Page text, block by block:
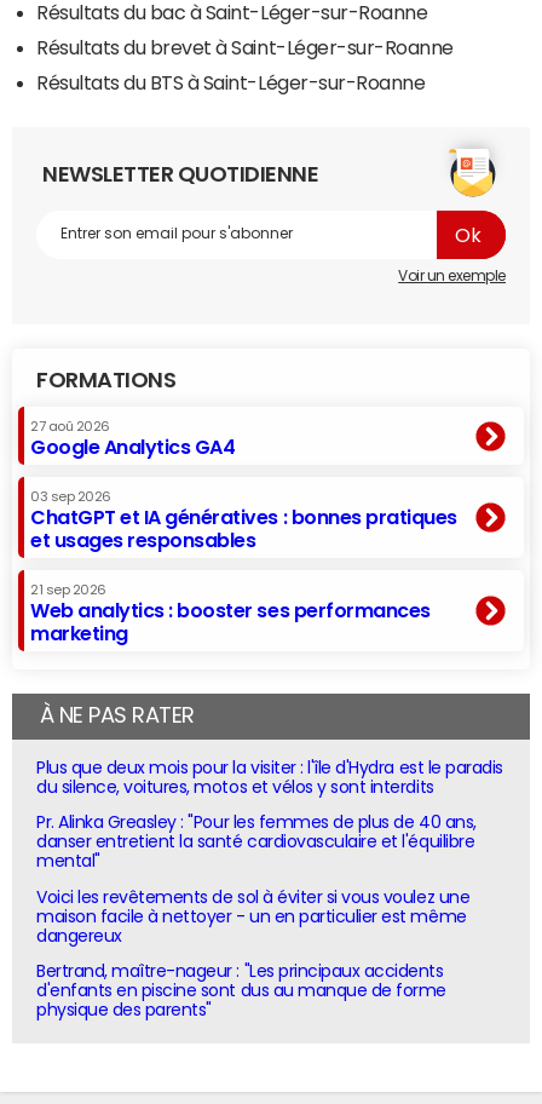
Résultats du bac à Saint-Léger-sur-Roanne
Résultats du brevet à Saint-Léger-sur-Roanne
Résultats du BTS à Saint-Léger-sur-Roanne
NEWSLETTER QUOTIDIENNE
Voir un exemple
FORMATIONS
27 aoû 2026
Google Analytics GA4
03 sep 2026
ChatGPT et IA génératives : bonnes pratiques
et usages responsables
21 sep 2026
Web analytics : booster ses performances
marketing
À NE PAS RATER
Plus que deux mois pour la visiter : l'île d'Hydra est le paradis
du silence, voitures, motos et vélos y sont interdits
Pr. Alinka Greasley : "Pour les femmes de plus de 40 ans,
danser entretient la santé cardiovasculaire et l'équilibre
mental"
Voici les revêtements de sol à éviter si vous voulez une
maison facile à nettoyer - un en particulier est même
dangereux
Bertrand, maître-nageur : "Les principaux accidents
d'enfants en piscine sont dus au manque de forme
physique des parents"